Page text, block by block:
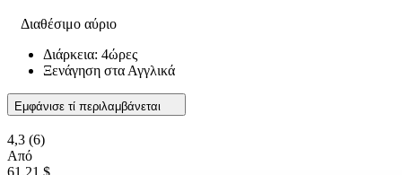
Διαθέσιμο αύριο
Διάρκεια: 4ώρες
Ξενάγηση στα Αγγλικά
Εμφάνισε τί περιλαμβάνεται
4,3 (6)
Από
61,21 $